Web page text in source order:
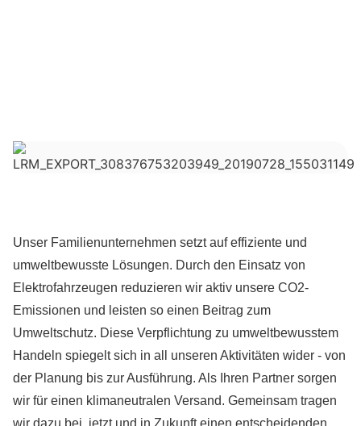
Unser Familienunternehmen setzt auf effiziente und
umweltbewusste Lösungen. Durch den Einsatz von
Elektrofahrzeugen reduzieren wir aktiv unsere CO2-
Emissionen und leisten so einen Beitrag zum
Umweltschutz. Diese Verpflichtung zu umweltbewusstem
Handeln spiegelt sich in all unseren Aktivitäten wider - von
der Planung bis zur Ausführung. Als Ihren Partner sorgen
wir für einen klimaneutralen Versand. Gemeinsam tragen
wir dazu bei, jetzt und in Zukunft einen entscheidenden